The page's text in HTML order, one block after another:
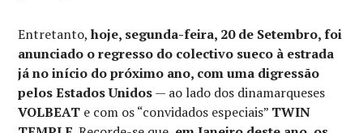
Entretanto,hoje, segunda-feira, 20 de Setembro, foi
anunciado o regresso do colectivo sueco à estrada
já no início do próximo ano, com uma digressão
pelos Estados Unidos— ao lado dos dinamarqueses
VOLBEAT e com os “convidados especiais” TWIN